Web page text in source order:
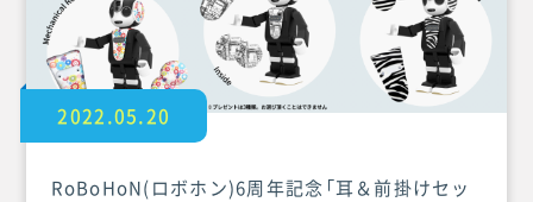
2022.05.20
RoBoHoN(ロボホン)6周年記念「耳＆前掛けセッ